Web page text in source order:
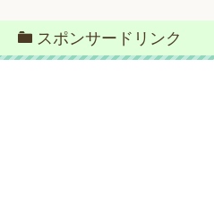
スポンサードリンク